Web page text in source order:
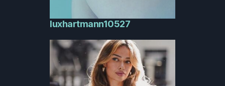
luxhartmann10527